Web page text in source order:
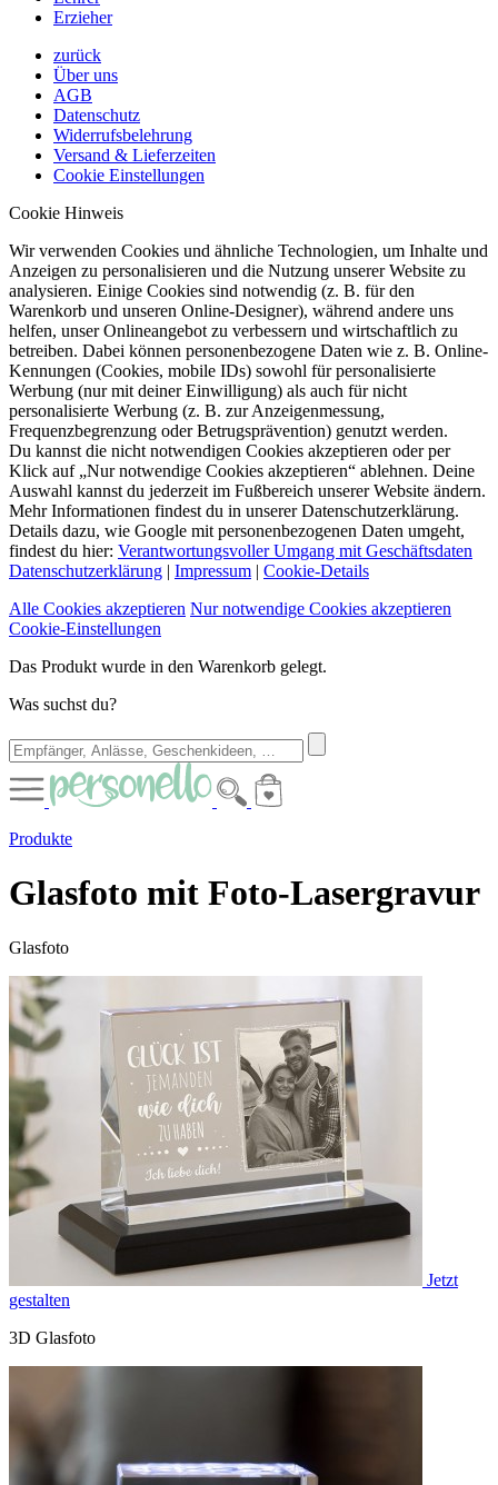
Erzieher
zurück
Über uns
AGB
Datenschutz
Widerrufsbelehrung
Versand & Lieferzeiten
Cookie Einstellungen
Cookie Hinweis
Wir verwenden Cookies und ähnliche Technologien, um Inhalte und
Anzeigen zu personalisieren und die Nutzung unserer Website zu
analysieren. Einige Cookies sind notwendig (z. B. für den
Warenkorb und unseren Online-Designer), während andere uns
helfen, unser Onlineangebot zu verbessern und wirtschaftlich zu
betreiben. Dabei können personenbezogene Daten wie z. B. Online-
Kennungen (Cookies, mobile IDs) sowohl für personalisierte
Werbung (nur mit deiner Einwilligung) als auch für nicht
personalisierte Werbung (z. B. zur Anzeigenmessung,
Frequenzbegrenzung oder Betrugsprävention) genutzt werden.
Du kannst die nicht notwendigen Cookies akzeptieren oder per
Klick auf „Nur notwendige Cookies akzeptieren“ ablehnen. Deine
Auswahl kannst du jederzeit im Fußbereich unserer Website ändern.
Mehr Informationen findest du in unserer Datenschutzerklärung.
Details dazu, wie Google mit personenbezogenen Daten umgeht,
findest du hier: Verantwortungsvoller Umgang mit Geschäftsdaten
Datenschutzerklärung | Impressum | Cookie-Details
Alle Cookies akzeptieren Nur notwendige Cookies akzeptieren
Cookie-Einstellungen
Das Produkt wurde in den Warenkorb gelegt.
Was suchst du?
Produkte
Glasfoto mit Foto-Lasergravur
Glasfoto
Jetzt
gestalten
3D Glasfoto